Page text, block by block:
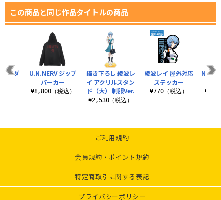
この商品と同じ作品タイトルの商品
描き下ろし 綾波レ
イ アクリルスタン
ド（大） 制服Ver.
¥2,530（税込）
綾波レイ 屋外対応
ステッカー
¥770（税込）
NERV
ルダ
U.N.NERV ジップ
パーカー
¥8,800（税込）
ご利用規約
会員規約・ポイント規約
特定商取引に関する表記
プライバシーポリシー